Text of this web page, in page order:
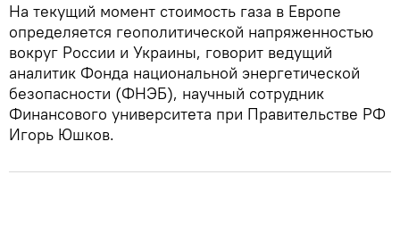
На текущий момент стоимость газа в Европе
определяется геополитической напряженностью
вокруг России и Украины, говорит ведущий
аналитик Фонда национальной энергетической
безопасности (ФНЭБ), научный сотрудник
Финансового университета при Правительстве РФ
Игорь Юшков.